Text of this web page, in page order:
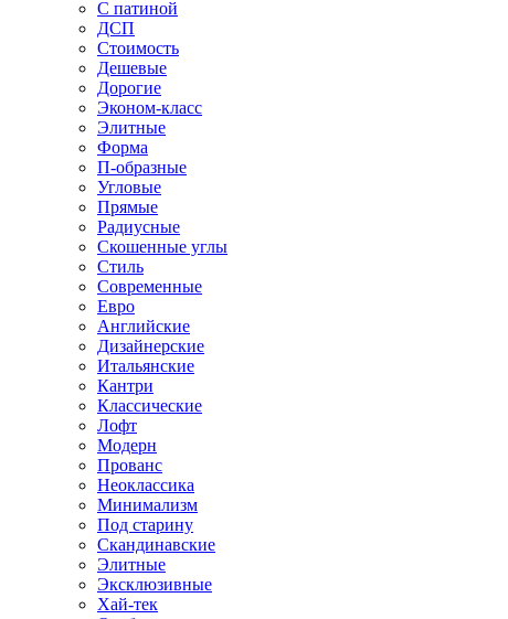
С патиной
ДСП
Стоимость
Дешевые
Дорогие
Эконом-класс
Элитные
Форма
П-образные
Угловые
Прямые
Радиусные
Скошенные углы
Стиль
Современные
Евро
Английские
Дизайнерские
Итальянские
Кантри
Классические
Лофт
Модерн
Прованс
Неоклассика
Минимализм
Под старину
Скандинавские
Элитные
Эксклюзивные
Хай-тек